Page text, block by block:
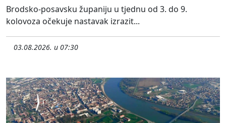
Brodsko-posavsku županiju u tjednu od 3. do 9.
kolovoza očekuje nastavak izrazit...
03.08.2026. u 07:30